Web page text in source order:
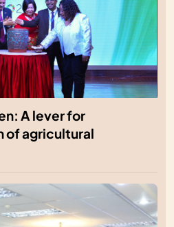
A lever for
of agricultural